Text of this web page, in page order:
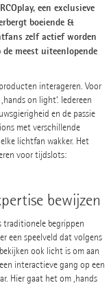
een exclusieve
boeiende &
zelf actief worden
meest uiteenlopende
interageren. Voor
on light‘. Iedereen
en de passie
met verschillende
lichtfan wakker. Het
voor tijdslots:
bewijzen
traditionele begrippen
een speelveld dat volgens
ook licht is om aan
interactieve gang op een
Hier gaat het om ‚hands